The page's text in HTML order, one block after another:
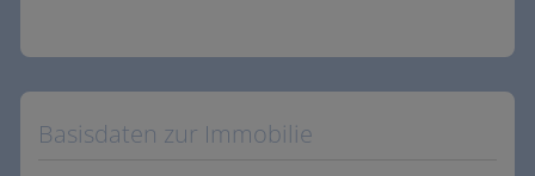
Basisdaten zur Immobilie